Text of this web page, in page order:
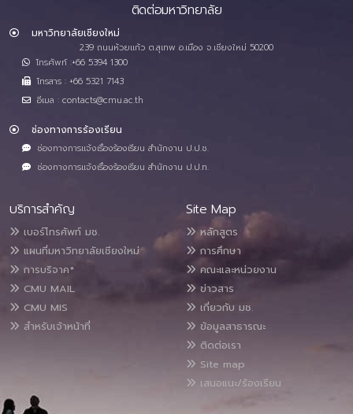
ติดต่อมหาวิทยาลัย
มหาวิทยาลัยเชียงใหม่
239 ถนนห้วยแก้ว ต.สุเทพ อ.เมือง จ.เชียงใหม่ 50200
โทรศัพท์ :+66 5394 1300
โทรสาร : +66 5321 7143
อีเมล : contacts@cmu.ac.th
ช่องทางการร้องเรียน
ช่องทางการแจ้งเรื่องร้องเรียน สำนักงาน ป.ป.ช.
ช่องทางการแจ้งเรื่องร้องเรียน สำนักงาน ป.ป.ท.
บริการสำคัญ
เบอร์โทรศัพท์ มช.
แผนที่มหาวิทยาลัยเชียงใหม่
การบริจาค*
CMU MAIL
CMU MIS
สำหรับเจ้าหน้าที่
Site Map
หลักสูตร
การศึกษา
คณะและหน่วยงาน
ข่าวสาร
เกี่ยวกับ มช.
ข้อมูลสาธารณะ
ติดต่อเรา
Site map
เสนอแนะ/ร้องเรียน